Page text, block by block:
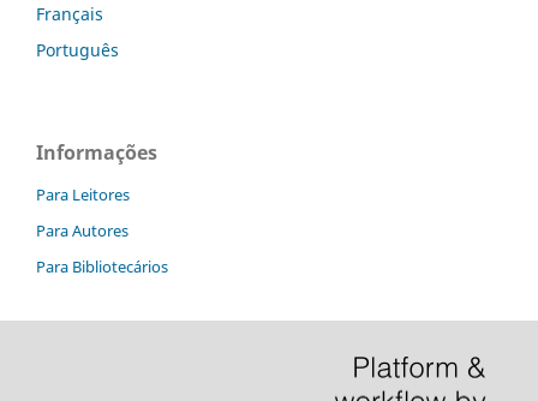
Français
Português
Informações
Para Leitores
Para Autores
Para Bibliotecários